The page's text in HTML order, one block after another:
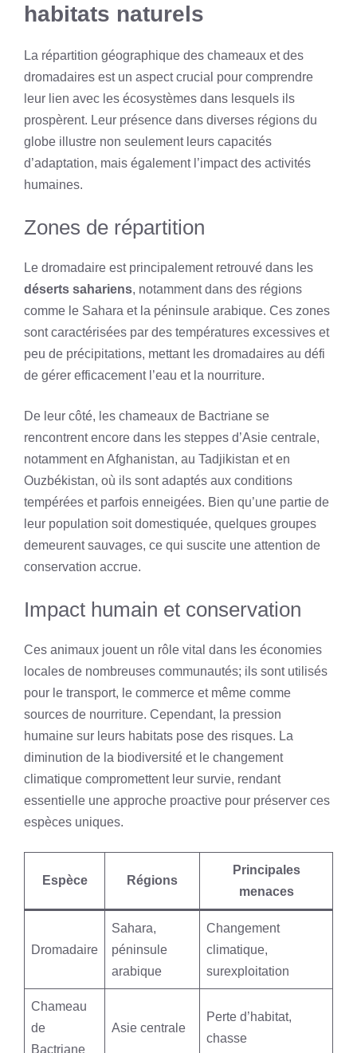
habitats naturels
La répartition géographique des chameaux et des
dromadaires est un aspect crucial pour comprendre
leur lien avec les écosystèmes dans lesquels ils
prospèrent. Leur présence dans diverses régions du
globe illustre non seulement leurs capacités
d’adaptation, mais également l’impact des activités
humaines.
Zones de répartition
Le dromadaire est principalement retrouvé dans les
déserts sahariens, notamment dans des régions
comme le Sahara et la péninsule arabique. Ces zones
sont caractérisées par des températures excessives et
peu de précipitations, mettant les dromadaires au défi
de gérer efficacement l’eau et la nourriture.
De leur côté, les chameaux de Bactriane se
rencontrent encore dans les steppes d’Asie centrale,
notamment en Afghanistan, au Tadjikistan et en
Ouzbékistan, où ils sont adaptés aux conditions
tempérées et parfois enneigées. Bien qu’une partie de
leur population soit domestiquée, quelques groupes
demeurent sauvages, ce qui suscite une attention de
conservation accrue.
Impact humain et conservation
Ces animaux jouent un rôle vital dans les économies
locales de nombreuses communautés; ils sont utilisés
pour le transport, le commerce et même comme
sources de nourriture. Cependant, la pression
humaine sur leurs habitats pose des risques. La
diminution de la biodiversité et le changement
climatique compromettent leur survie, rendant
essentielle une approche proactive pour préserver ces
espèces uniques.
Espèce Régions
Principales
menaces
Dromadaire
Sahara,
péninsule
arabique
Changement
climatique,
surexploitation
Chameau
de
Bactriane
Asie centrale
Perte d’habitat,
chasse